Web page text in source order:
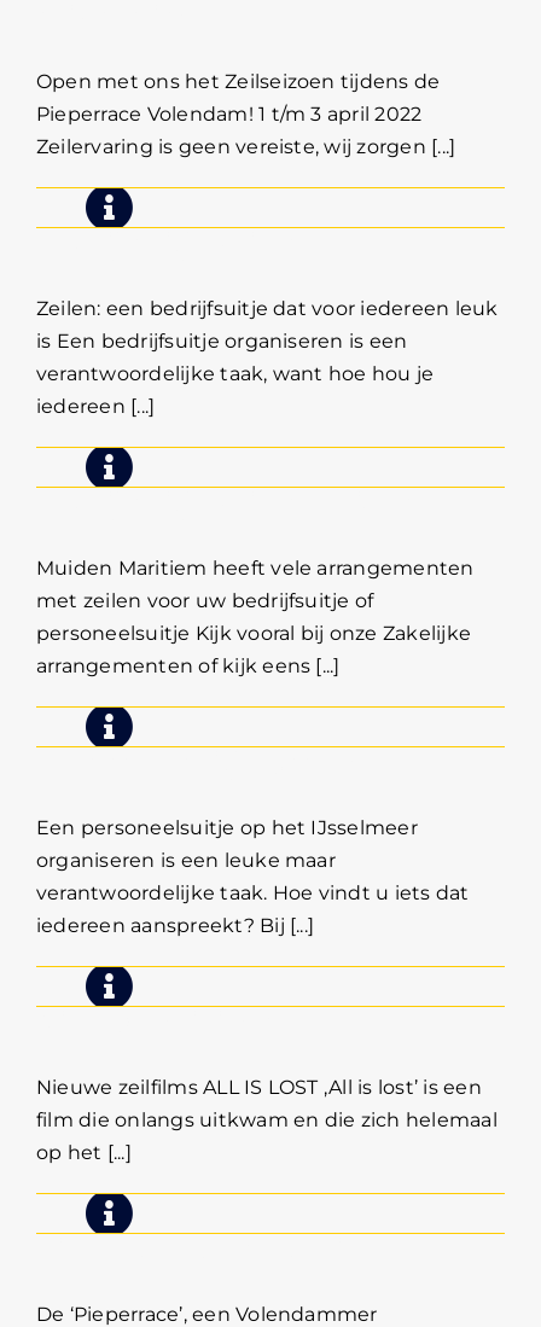
Open met ons het Zeilseizoen tijdens de
Pieperrace Volendam! 1 t/m 3 april 2022
Zeilervaring is geen vereiste, wij zorgen [...]
Zeilen: een bedrijfsuitje dat voor iedereen leuk
is Een bedrijfsuitje organiseren is een
verantwoordelijke taak, want hoe hou je
iedereen [...]
Muiden Maritiem heeft vele arrangementen
met zeilen voor uw bedrijfsuitje of
personeelsuitje Kijk vooral bij onze Zakelijke
arrangementen of kijk eens [...]
Een personeelsuitje op het IJsselmeer
organiseren is een leuke maar
verantwoordelijke taak. Hoe vindt u iets dat
iedereen aanspreekt? Bij [...]
Nieuwe zeilfilms ALL IS LOST ‚All is lost’ is een
film die onlangs uitkwam en die zich helemaal
op het [...]
De ‘Pieperrace’, een Volendammer